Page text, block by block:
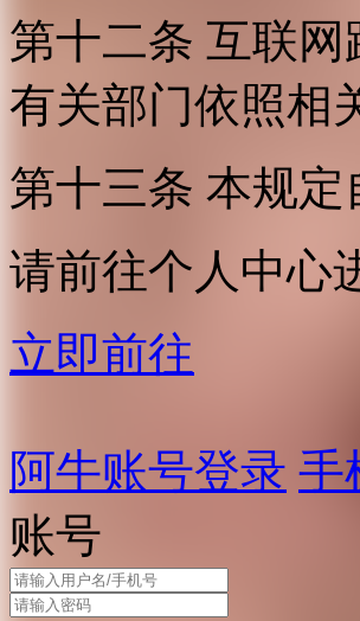
第十二条 互联
有关部门依照相
第十三条 本规定
请前往个人中心
立即前往
阿牛账号登录 手
账号